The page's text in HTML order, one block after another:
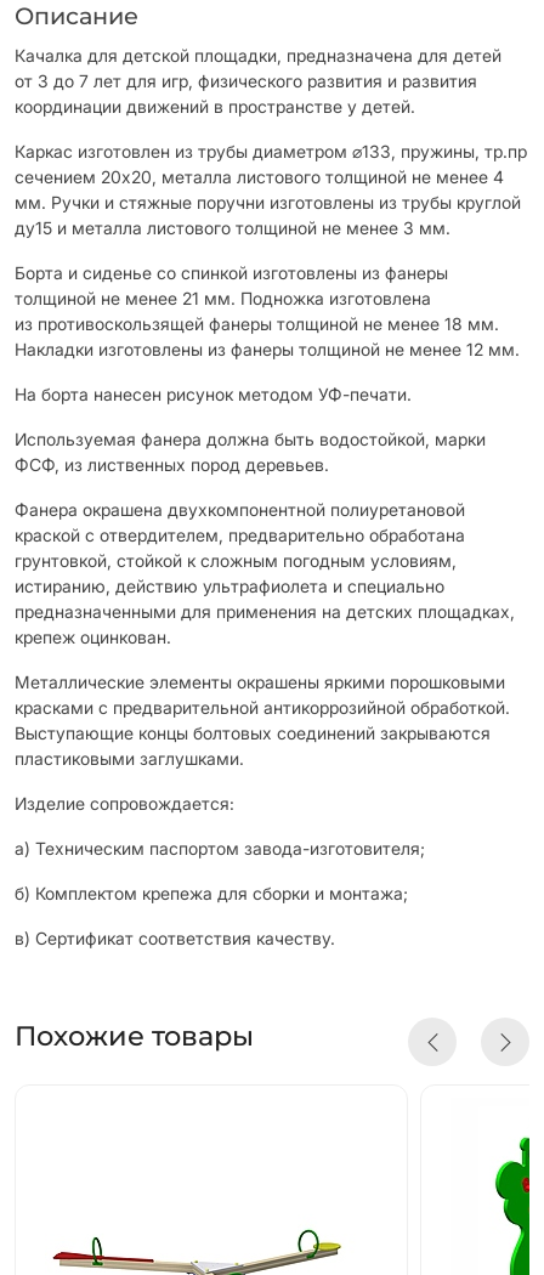
Описание
Качалка для детской площадки, предназначена для детей
от 3 до 7 лет для игр, физического развития и развития
координации движений в пространстве у детей.
Каркас изготовлен из трубы диаметром ⌀133, пружины, тр.пр
сечением 20х20, металла листового толщиной не менее 4
мм. Ручки и стяжные поручни изготовлены из трубы круглой
ду15 и металла листового толщиной не менее 3 мм.
Борта и сиденье со спинкой изготовлены из фанеры
толщиной не менее 21 мм. Подножка изготовлена
из противоскользящей фанеры толщиной не менее 18 мм.
Накладки изготовлены из фанеры толщиной не менее 12 мм.
На борта нанесен рисунок методом УФ-печати.
Используемая фанера должна быть водостойкой, марки
ФСФ, из лиственных пород деревьев.
Фанера окрашена двухкомпонентной полиуретановой
краской с отвердителем, предварительно обработана
грунтовкой, стойкой к сложным погодным условиям,
истиранию, действию ультрафиолета и специально
предназначенными для применения на детских площадках,
крепеж оцинкован.
Металлические элементы окрашены яркими порошковыми
красками с предварительной антикоррозийной обработкой.
Выступающие концы болтовых соединений закрываются
пластиковыми заглушками.
Изделие сопровождается:
а) Техническим паспортом завода-изготовителя;
б) Комплектом крепежа для сборки и монтажа;
в) Сертификат соответствия качеству.
Похожие товары